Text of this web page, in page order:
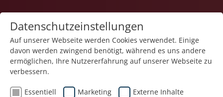
1
Datenschutzeinstellungen
Auf unserer Webseite werden Cookies verwendet. Einige
davon werden zwingend benötigt, während es uns andere
ermöglichen, Ihre Nutzererfahrung auf unserer Webseite zu
verbessern.
Essentiell Marketing Externe Inhalte